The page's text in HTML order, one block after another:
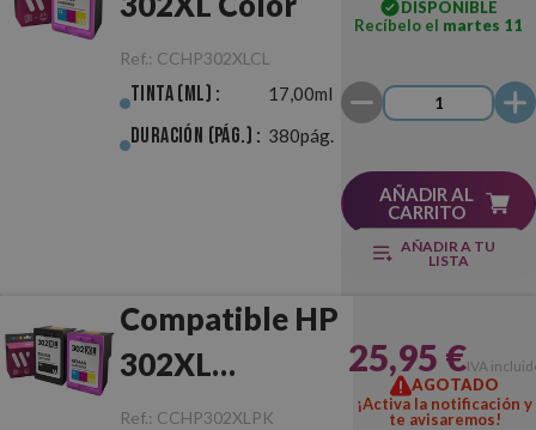
Ref.: CCHP302XLCL
Tinta (ml) : 17,00ml
Duración (pág.) : 380pág.
DISPONIBLE
Recíbelo el martes 11
AÑADIR AL
CARRITO
AÑADIR A TU
LISTA
Compatible HP
302XL
Negro/Color
Ref.: CCHP302XLPK
25,95 €IVA
AGOTADO
¡Activa la notificación y
te avisaremos!